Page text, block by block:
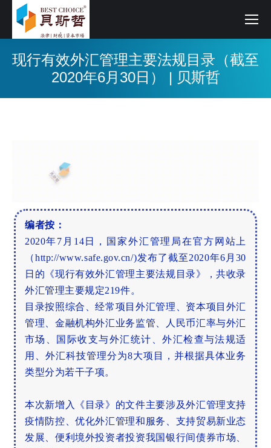
现行有效外汇管理主要法规目录（截至
2020年6月30日） | 贝斯哲
编者按：
2020年7月14日，国家外汇管理局在官方网站上
（http://www.safe.gov.cn/)发布了截至2020年6月30
日的《现行有效外汇管理主要法规目录》，共收录
外汇管理主要规定219件。
目录按照综合、经常项目外汇管理、资本项目外汇
管理、金融机构外汇业务监管、人民币汇率与外汇
市场、国际收支与外汇统计、外汇检查与法规适
用、外汇科技管理分为8大项目，并根据具体业务
类型分为若干子项。
本次新增入《目录》的文件主要涉及外汇管理支持
疫情防控、优化外汇管理和服务、支持贸易新业态
发展、便利境外投资者投资我国银行间债券市场、